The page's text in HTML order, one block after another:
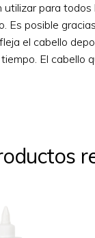
para
Es posible
el cabello
El cabello